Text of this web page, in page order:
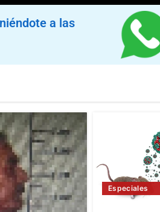
a las
Especiales